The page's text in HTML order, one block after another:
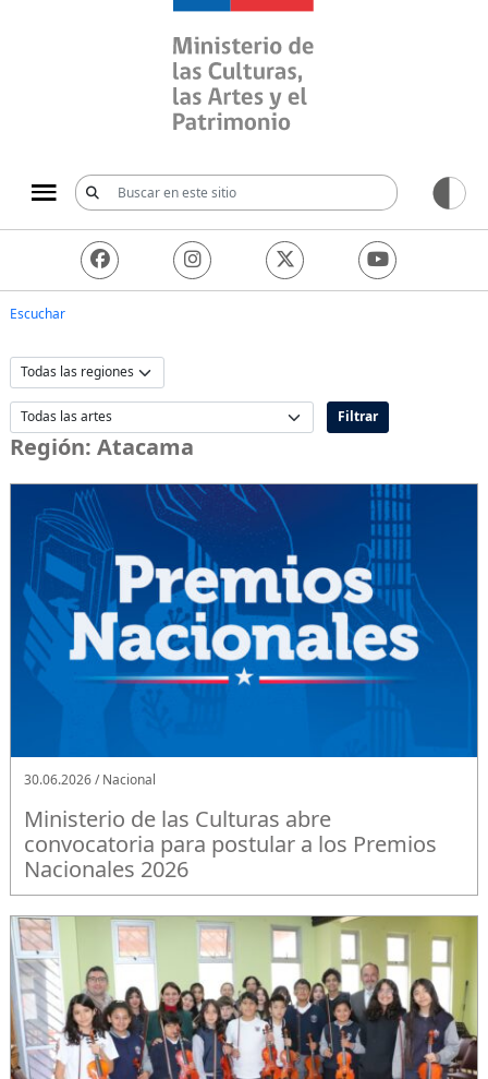
Ministerio de las
Escuchar
Filtrar
Región: Atacama
30.06.2026 / Nacional
Ministerio de las Culturas abre
convocatoria para postular a los Premios
Nacionales 2026